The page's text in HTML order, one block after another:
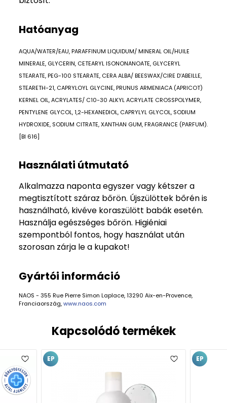
Hatóanyag
AQUA/WATER/EAU, PARAFFINUM LIQUIDUM/ MINERAL OIL/HUILE
MINERALE, GLYCERIN, CETEARYL ISONONANOATE, GLYCERYL
STEARATE, PEG-100 STEARATE, CERA ALBA/ BEESWAX/CIRE D’ABEILLE,
STEARETH-21, CAPRYLOYL GLYCINE, PRUNUS ARMENIACA (APRICOT)
KERNEL OIL, ACRYLATES/ C10-30 ALKYL ACRYLATE CROSSPOLYMER,
PENTYLENE GLYCOL, 1,2-HEXANEDIOL, CAPRYLYL GLYCOL, SODIUM
HYDROXIDE, SODIUM CITRATE, XANTHAN GUM, FRAGRANCE (PARFUM).
[BI 616]
Használati útmutató
Alkalmazza naponta egyszer vagy kétszer a
megtisztított száraz bőrön. Újszülöttek bőrén is
használható, kivéve koraszülött babák esetén.
Használja egészséges bőrön. Higiéniai
szempontból fontos, hogy használat után
szorosan zárja le a kupakot!
Gyártói információ
NAOS - 355 Rue Pierre Simon Laplace, 13290 Aix-en-Provence,
Franciaország,www.naos.com
Kapcsolódó termékek